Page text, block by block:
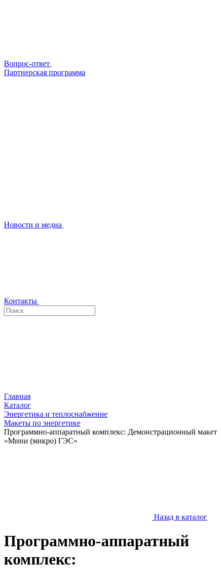
Вопрос-ответ
Партнерская программа
Новости и медиа
Контакты
Главная
Каталог
Энергетика и теплоснабжение
Макеты по энергетике
Программно-аппаратный комплекс: Демонстрационный макет
«Мини (микро) ГЭС»
Назад в каталог
Программно-аппаратный
комплекс: